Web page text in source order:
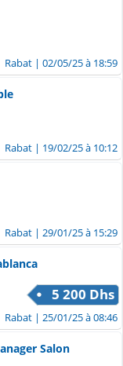
Rabat | 02/05/25 à 18:59
Rabat | 19/02/25 à 10:12
Rabat | 29/01/25 à 15:29
5 200 Dhs
Rabat | 25/01/25 à 08:46
Salon